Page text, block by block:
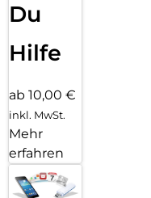
Du
Hilfe
ab 10,00 €
inkl. MwSt.
Mehr
erfahren